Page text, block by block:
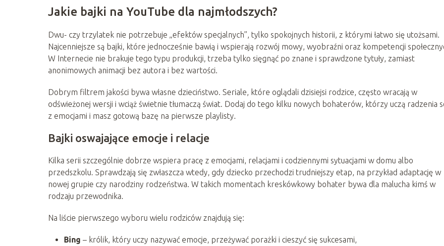
Jakie bajki na YouTube dla najmłodszych?
Dwu- czy trzylatek nie potrzebuje „efektów specjalnych”, tylko spokojnych historii, z którymi łatwo się utożsami.
Najcenniejsze są bajki, które jednocześnie bawią i wspierają rozwój mowy, wyobraźni oraz kompetencji
W Internecie nie brakuje tego typu produkcji, trzeba tylko sięgnąć po znane i sprawdzone tytuły, zamiast
anonimowych animacji bez autora i bez wartości.
Dobrym filtrem jakości bywa własne dzieciństwo. Seriale, które oglądali dzisiejsi rodzice, często wracają w
odświeżonej wersji i wciąż świetnie tłumaczą świat. Dodaj do tego kilku nowych bohaterów, którzy uczą radzenia
z emocjami i masz gotową bazę na pierwsze playlisty.
Bajki oswajające emocje i relacje
Kilka serii szczególnie dobrze wspiera pracę z emocjami, relacjami i codziennymi sytuacjami w domu albo
przedszkolu. Sprawdzają się zwłaszcza wtedy, gdy dziecko przechodzi trudniejszy etap, na przykład adaptację w
nowej grupie czy narodziny rodzeństwa. W takich momentach kreskówkowy bohater bywa dla malucha kimś w
rodzaju przewodnika.
Na liście pierwszego wyboru wielu rodziców znajdują się:
Bing – królik, który uczy nazywać emocje, przeżywać porażki i cieszyć się sukcesami,